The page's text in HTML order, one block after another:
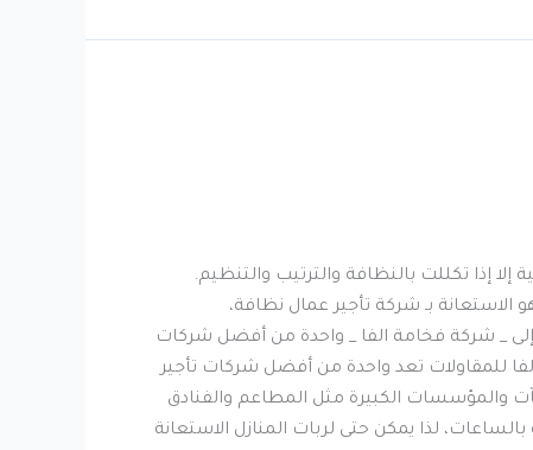
إذا تكللت بالنظافة والترتيب والتنظيم.
بـ شركة تأجير عمال نظافة،
إلى _ شركة فخامة الفا _ واحدة من أفضل شركات
للمقاولات تعد واحدة من أفضل شركات تأجير
والمؤسسات الكبيرة مثل المطاعم والفنادق
لذا يمكن حتى لربات المنازل الاستعانة